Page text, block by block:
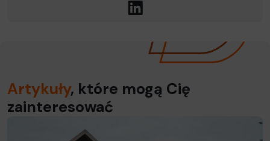
LinkedIn
Artykuły, które mogą Cię
zainteresować